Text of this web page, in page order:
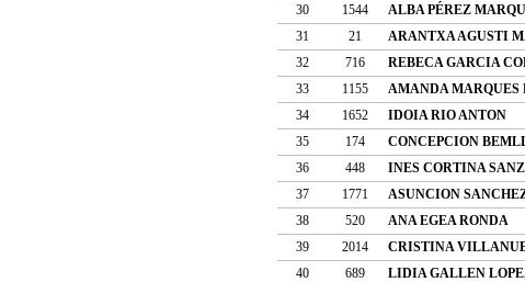
30
1544 ALBA PÉREZ
31
21 ARANTXA AGUSTI
32
716 REBECA GARCIA
33
1155 AMANDA MARQUES
34
1652 IDOIA RIO ANTON
35
174 CONCEPCION
36
448 INES CORTINA SANZ
37
1771 ASUNCION
38
520 ANA EGEA RONDA
39
2014 CRISTINA
40
689 LIDIA GALLEN